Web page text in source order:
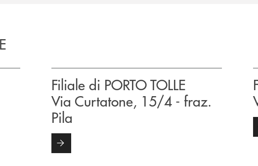
Filiale di PORTO TOLLE
Via Curtatone, 15/4 - fraz.
Pila